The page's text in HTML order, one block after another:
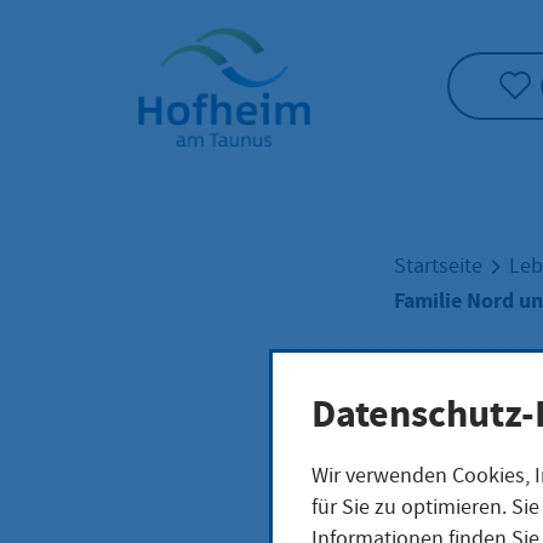
Startseite"
Startseite
Familie Nord
Wir verwenden
für Sie zu optimieren.